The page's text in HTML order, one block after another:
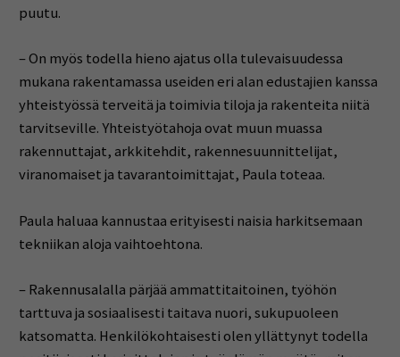
puutu.
– On myös todella hieno ajatus olla tulevaisuudessa
mukana rakentamassa useiden eri alan edustajien kanssa
yhteistyössä terveitä ja toimivia tiloja ja rakenteita niitä
tarvitseville. Yhteistyötahoja ovat muun muassa
rakennuttajat, arkkitehdit, rakennesuunnittelijat,
viranomaiset ja tavarantoimittajat, Paula toteaa.
Paula haluaa kannustaa erityisesti naisia harkitsemaan
tekniikan aloja vaihtoehtona.
– Rakennusalalla pärjää ammattitaitoinen, työhön
tarttuva ja sosiaalisesti taitava nuori, sukupuoleen
katsomatta. Henkilökohtaisesti olen yllättynyt todella